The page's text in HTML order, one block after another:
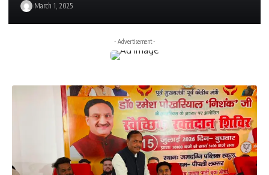
March 1, 2025
- Advertisement -